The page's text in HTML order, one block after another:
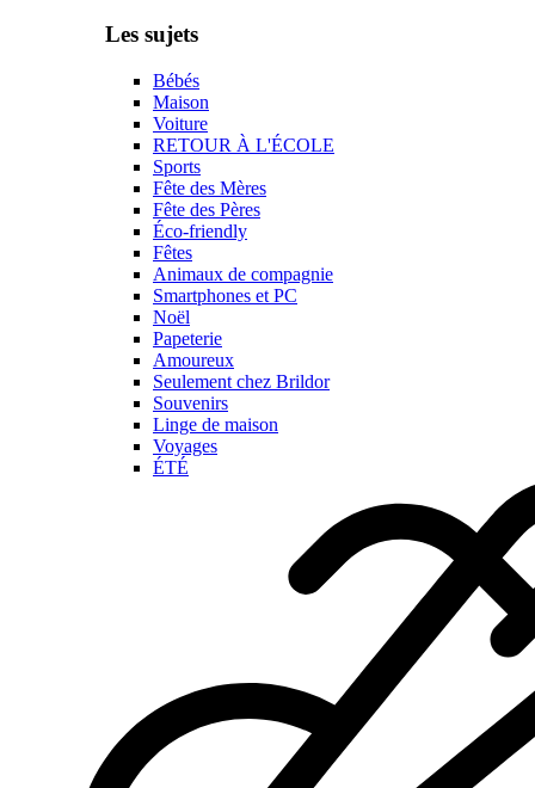
Les sujets
Bébés
Maison
Voiture
RETOUR À L'ÉCOLE
Sports
Fête des Mères
Fête des Pères
Éco-friendly
Fêtes
Animaux de compagnie
Smartphones et PC
Noël
Papeterie
Amoureux
Seulement chez Brildor
Souvenirs
Linge de maison
Voyages
ÉTÉ